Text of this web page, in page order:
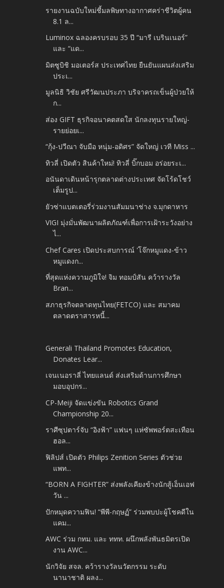
รายงานฉบับใหม่ชี้มลพิษทางอากาศคร่าชีวิตผู้คน
8.1 ล...
Luminox ฉลองครบรอบ 35 ปี “มารี เบรินเนอร์”
และ “แด...
มิตซูบิชิ มอเตอร์ส ประเทศไทย ยืนยันแผนส่งเสริม
ประเ...
มูลนิธิ วิชัย ศรีวัฒนประภา บริจาครถเข็นผู้ป่วยให้
ก...
ส่อง GIFT ธุรกิจอนาคตสดใส นักลงทุนรายใหญ่-
รายย่อยเ...
“กุ้ง-ปวีณา จับมือ หนุ่ม-อดิศร” จัดใหญ่ เวที Miss ...
ทิวลี่ เปิดตัว สินค้าใหม่! ทิวลี่ บิ๊กบอม อร่อยระเ...
อนันดาเดินหน้ารุกตลาดต่างประเทศ จัดโร้ดโชว์
เต็มรูป...
ยัวซ่าแบตเตอรี่ร่วมงานสัมมนาช่าง จ.มุกดาหาร
VIGI มุ่งมั่นพัฒนาผลิตภัณฑ์เพื่อการเฝ้าระวังอย่าง
ไ...
Chef Cares เปิดประสบการณ์ 'โจ๊กหมูแดง-ข้าว
หมูแดงก...
ที่สุดแห่งความภูมิใจ! จิม ทอมป์สัน คว้ารางวัล
Bran...
สภาธุรกิจตลาดทุนไทย(FETCO) และ สมาคม
ตลาดตราสารหนี้...
Generali Thailand Promotes Education,
Donates Lear...
เจนเนอราลี่ ไทยแลนด์ ส่งเสริมด้านการศึกษา
มอบอุปกร...
CP-Meiji จัดแข่งขัน Robotics Grand
Championship 20...
ราศีซุปตาร์จับ “อิงฟ้า” แฟนๆ แห่ซัพพอร์ตสะเทือน
ฮอล...
ฟิลิปส์ เปิดตัว Philips Zenition Series ตัวช่วย
แพท...
“BORN A FIGHTER” ส่งพลังเคียงข้างนักสู้เอ็นเอฟ
วัน ...
ปักหมุดความฟิน! “พีพี-กฤษฏ์” ร่วมพบปะผู้โชคดีใน
แคม...
AWC ร่วม กทม. และ ททท. ผนึกพลังพันธมิตรเปิด
งาน AWC...
นักวิจัย สจล. คว้ารางวัลนวัตกรรม ระดับ
นานาชาติ ผลง...